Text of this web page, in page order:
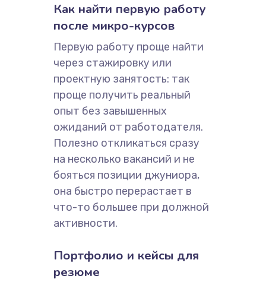
Как найти первую работу
после микро-курсов
Первую работу проще найти
через стажировку или
проектную занятость: так
проще получить реальный
опыт без завышенных
ожиданий от работодателя.
Полезно откликаться сразу
на несколько вакансий и не
бояться позиции джуниора,
она быстро перерастает в
что-то большее при должной
активности.
Портфолио и кейсы для
резюме